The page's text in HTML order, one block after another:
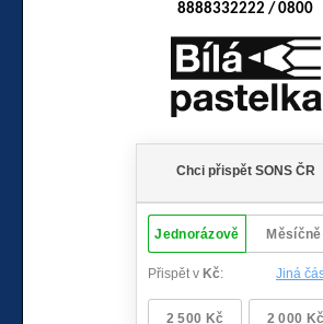
8888332222 / 0800